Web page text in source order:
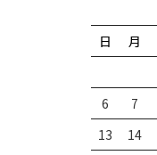
日
月
6
7
13
14